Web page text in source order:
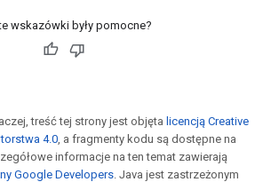
wskazówki były pomocne?
treść tej strony jest objęta licencją Creative
4.0, a fragmenty kodu są dostępne na
informacje na ten temat zawierają
Google Developers. Java jest zastrzeżonym